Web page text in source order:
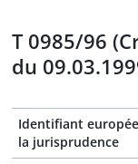
T 0985/96
du
Identifiant
la jurisprudence